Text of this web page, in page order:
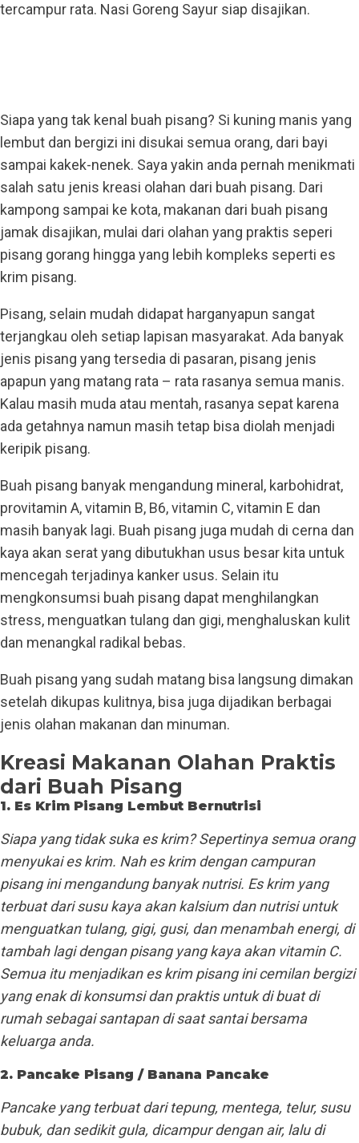
tercampur rata. Nasi Goreng Sayur siap disajikan.
Siapa yang tak kenal buah pisang? Si kuning manis yang
lembut dan bergizi ini disukai semua orang, dari bayi
sampai kakek-nenek. Saya yakin anda pernah menikmati
salah satu jenis kreasi olahan dari buah pisang. Dari
kampong sampai ke kota, makanan dari buah pisang
jamak disajikan, mulai dari olahan yang praktis seperi
pisang gorang hingga yang lebih kompleks seperti es
krim pisang.
Pisang, selain mudah didapat harganyapun sangat
terjangkau oleh setiap lapisan masyarakat. Ada banyak
jenis pisang yang tersedia di pasaran, pisang jenis
apapun yang matang rata – rata rasanya semua manis.
Kalau masih muda atau mentah, rasanya sepat karena
ada getahnya namun masih tetap bisa diolah menjadi
keripik pisang.
Buah pisang banyak mengandung mineral, karbohidrat,
provitamin A, vitamin B, B6, vitamin C, vitamin E dan
masih banyak lagi. Buah pisang juga mudah di cerna dan
kaya akan serat yang dibutukhan usus besar kita untuk
mencegah terjadinya kanker usus. Selain itu
mengkonsumsi buah pisang dapat menghilangkan
stress, menguatkan tulang dan gigi, menghaluskan kulit
dan menangkal radikal bebas.
Buah pisang yang sudah matang bisa langsung dimakan
setelah dikupas kulitnya, bisa juga dijadikan berbagai
jenis olahan makanan dan minuman.
Kreasi Makanan Olahan Praktis
dari Buah Pisang
1. Es Krim Pisang Lembut Bernutrisi
Siapa yang tidak suka es krim? Sepertinya semua orang
menyukai es krim. Nah es krim dengan campuran
pisang ini mengandung banyak nutrisi. Es krim yang
terbuat dari susu kaya akan kalsium dan nutrisi untuk
menguatkan tulang, gigi, gusi, dan menambah energi, di
tambah lagi dengan pisang yang kaya akan vitamin C.
Semua itu menjadikan es krim pisang ini cemilan bergizi
yang enak di konsumsi dan praktis untuk di buat di
rumah sebagai santapan di saat santai bersama
keluarga anda.
2. Pancake Pisang / Banana Pancake
Pancake yang terbuat dari tepung, mentega, telur, susu
bubuk, dan sedikit gula, dicampur dengan air, lalu di